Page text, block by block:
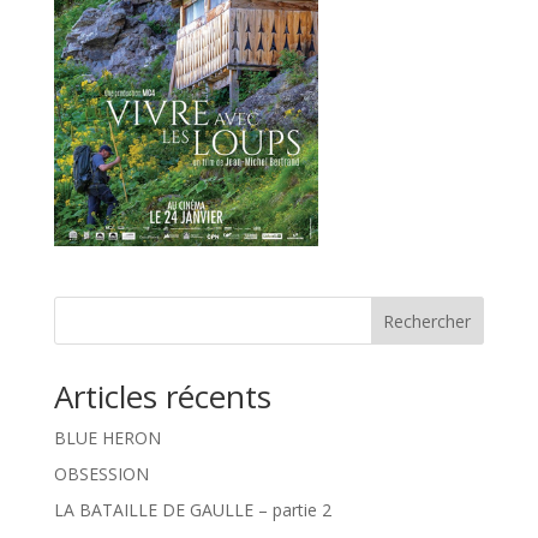
Rechercher
Articles récents
BLUE HERON
OBSESSION
LA BATAILLE DE GAULLE – partie 2